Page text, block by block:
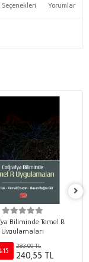
Seçenekleri Yorumlar
Biliminde Temel R
Uygulamaları
283,00 TL
240,55 TL